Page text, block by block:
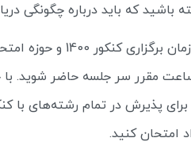
باشید که باید درباره چگونگی
تمام اطلاعات
مقرر سر جلسه حاضر شوید. با
پذیرش در تمام رشته‌های با
امتحان کنید.